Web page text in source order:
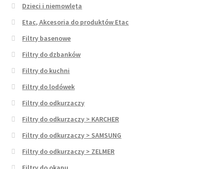
Dzieci i niemowlęta
Etac, Akcesoria do produktów Etac
Filtry basenowe
Filtry do dzbanków
Filtry do kuchni
Filtry do lodówek
Filtry do odkurzaczy
Filtry do odkurzaczy > KARCHER
Filtry do odkurzaczy > SAMSUNG
Filtry do odkurzaczy > ZELMER